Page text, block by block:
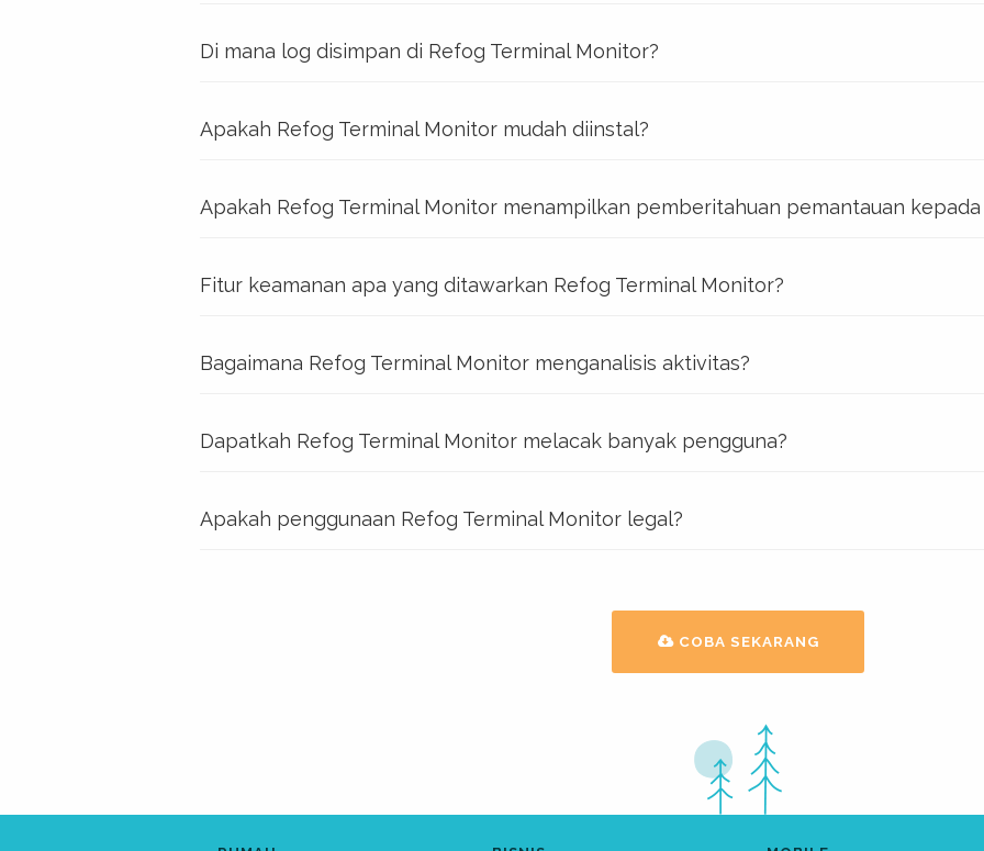
Di mana log disimpan di Refog Terminal Monitor?
Apakah Refog Terminal Monitor mudah diinstal?
Apakah Refog Terminal Monitor menampilkan pemberitahuan pemantauan
Fitur keamanan apa yang ditawarkan Refog Terminal Monitor?
Bagaimana Refog Terminal Monitor menganalisis aktivitas?
Dapatkah Refog Terminal Monitor melacak banyak pengguna?
Apakah penggunaan Refog Terminal Monitor legal?
COBA SEKARANG